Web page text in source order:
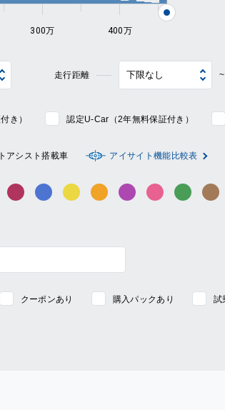
300万 400万
走行距離 ~
き） 認定U-Car（2年無料保証付き）
アシスト搭載車 アイサイト機能比較表
レッド系 ワイン系 ブルー系 イエロー系オレンジ系パープル系ピンク系 グリー
クーポンあり 購入パックあり
試